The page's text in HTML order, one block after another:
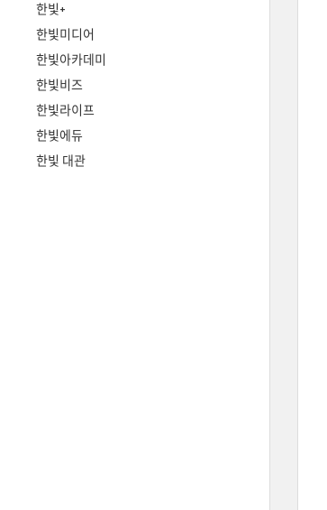
한빛+
한빛미디어
한빛아카데미
한빛비즈
한빛라이프
한빛에듀
한빛 대관